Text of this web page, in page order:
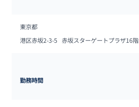
東京都
港区⾚坂2-3-5   ⾚坂スターゲートプラザ16階
勤務時間